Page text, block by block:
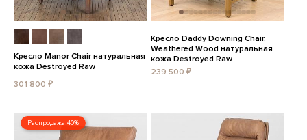
Кресло Manor Chair натуральная
кожа Destroyed Raw
301 800 ₽
Кресло Daddy Downing Chair,
Weathered Wood натуральная
кожа Destroyed Raw
239 500 ₽
Распродажа 40%